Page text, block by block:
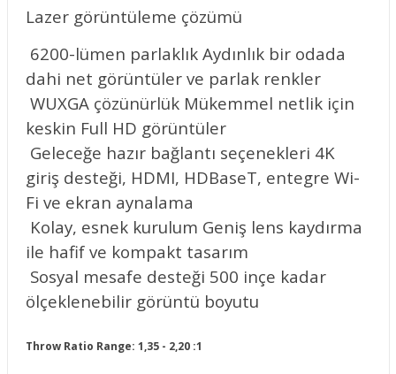
Lazer görüntüleme çözümü
6200-lümen parlaklık Aydınlık bir odada
dahi net görüntüler ve parlak renkler
WUXGA çözünürlük Mükemmel netlik için
keskin Full HD görüntüler
Geleceğe hazır bağlantı seçenekleri 4K
giriş desteği, HDMI, HDBaseT, entegre Wi-
Fi ve ekran aynalama
Kolay, esnek kurulum Geniş lens kaydırma
ile hafif ve kompakt tasarım
Sosyal mesafe desteği 500 inçe kadar
ölçeklenebilir görüntü boyutu
Throw Ratio Range: 1,35 - 2,20 :1